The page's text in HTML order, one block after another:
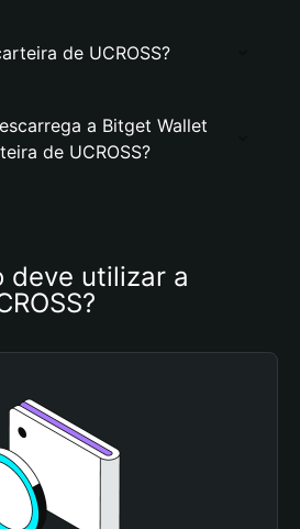
de UCROSS?
a Bitget Wallet
de UCROSS?
deve utilizar a